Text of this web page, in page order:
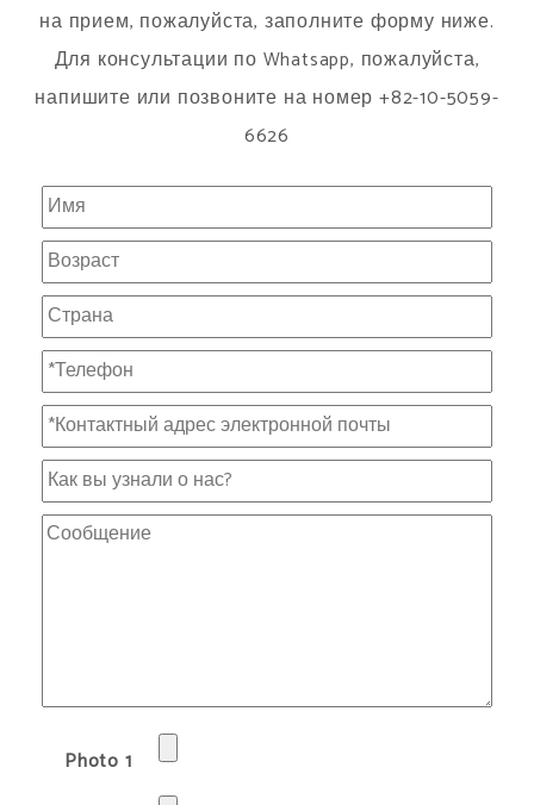
на прием, пожалуйста, заполните форму ниже.
Для консультации по Whatsapp, пожалуйста,
напишите или позвоните на номер +82-10-5059-
6626
Photo 1